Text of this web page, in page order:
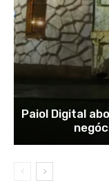
Paiol Digital